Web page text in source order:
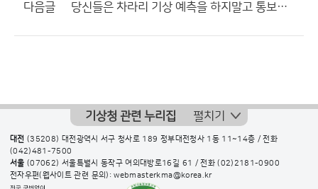
다음글 당신들은 차라리 기상 예측을 하지말고 통보를 하세요. 월급이 아깝습니다.
기상청 관련 누리집 펼치기
대전 (35208) 대전광역시 서구 청사로 189 정부대전청사 1동 11~14층 / 전화
(042)481-7500
서울 (07062) 서울특별시 동작구 여의대방로16길 61 / 전화(02)2181-0900
전자우편(웹사이트 관련 문의): webmasterkma@korea.kr